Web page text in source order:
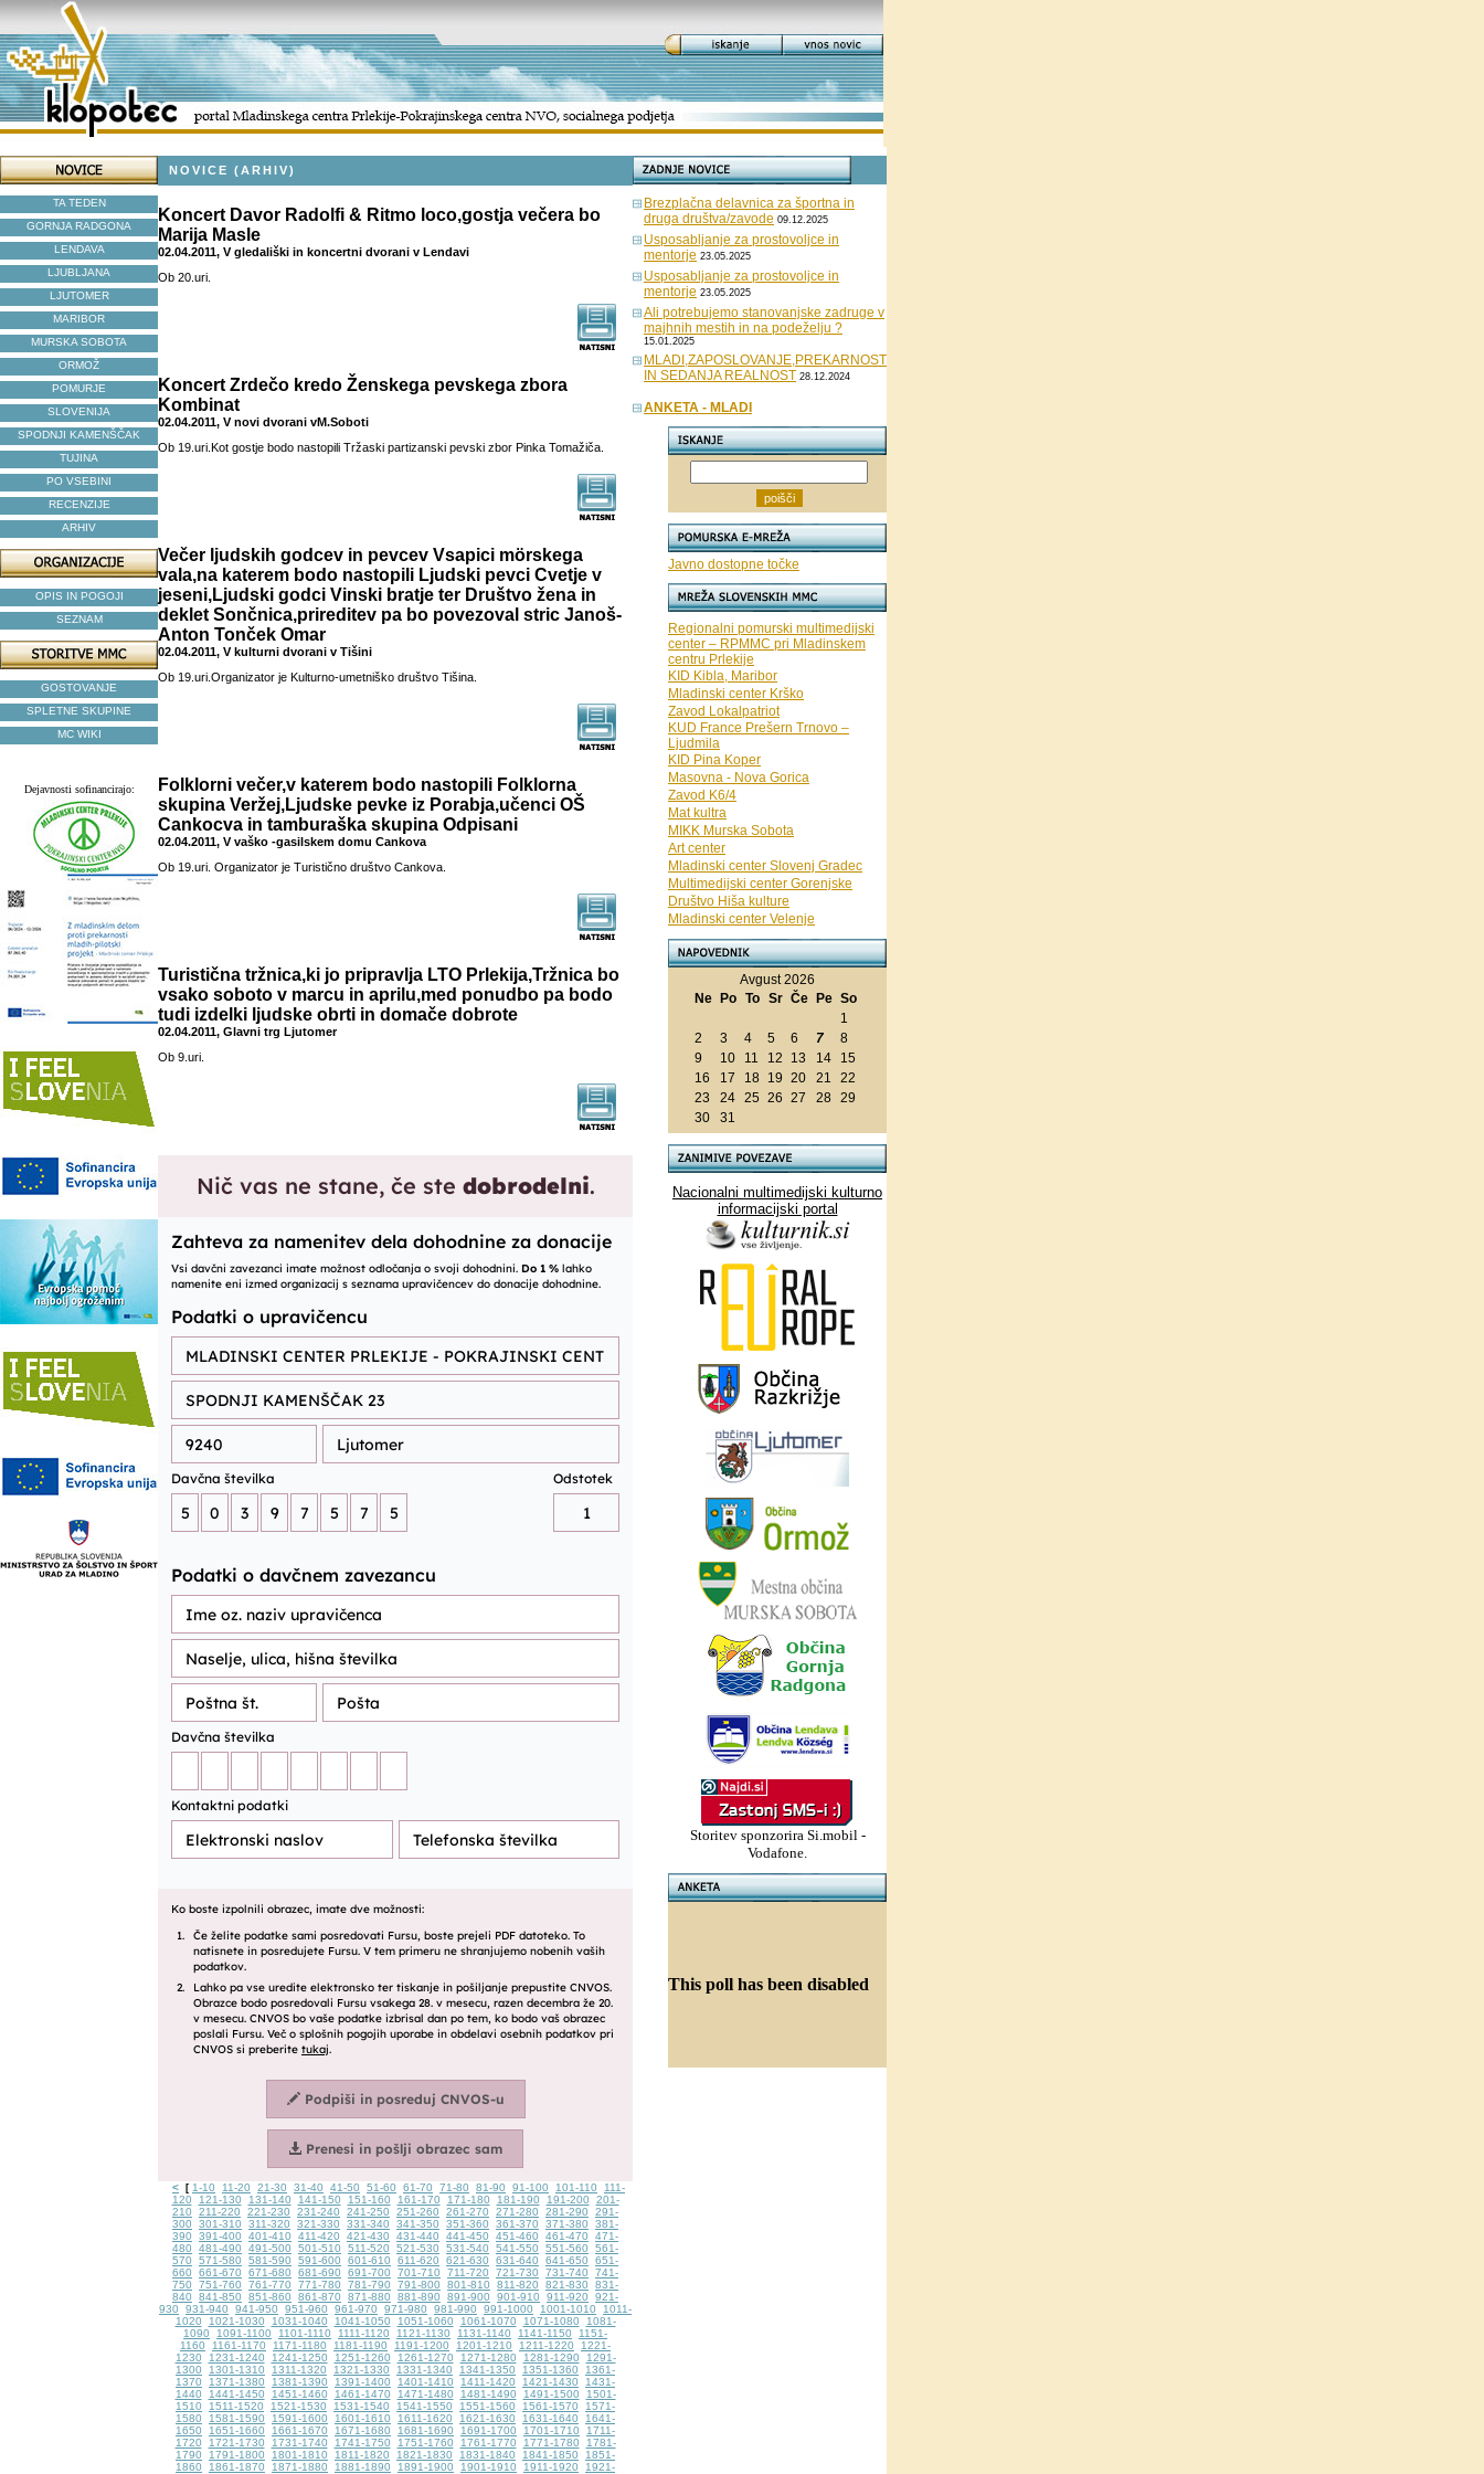
TA TEDEN
GORNJA RADGONA
LENDAVA
LJUBLJANA
LJUTOMER
MARIBOR
MURSKA SOBOTA
ORMOŽ
POMURJE
SLOVENIJA
SPODNJI KAMENŠČAK
TUJINA
PO VSEBINI
RECENZIJE
ARHIV
OPIS IN POGOJI
SEZNAM
GOSTOVANJE
SPLETNE SKUPINE
MC WIKI
Dejavnosti sofinancirajo:
NOVICE (ARHIV)
Koncert Davor Radolfi & Ritmo loco,gostja večera bo
Marija Masle
02.04.2011, V gledališki in koncertni dvorani v Lendavi
Ob 20.uri.
Koncert Zrdečo kredo Ženskega pevskega zbora
Kombinat
02.04.2011, V novi dvorani vM.Soboti
Ob 19.uri.Kot gostje bodo nastopili Tržaski partizanski pevski zbor Pinka Tomažiča.
Večer ljudskih godcev in pevcev Vsapici mörskega
vala,na katerem bodo nastopili Ljudski pevci Cvetje v
jeseni,Ljudski godci Vinski bratje ter Društvo žena in
deklet Sončnica,prireditev pa bo povezoval stric Janoš-
Anton Tonček Omar
02.04.2011, V kulturni dvorani v Tišini
Ob 19.uri.Organizator je Kulturno-umetniško društvo Tišina.
Folklorni večer,v katerem bodo nastopili Folklorna
skupina Veržej,Ljudske pevke iz Porabja,učenci OŠ
Cankocva in tamburaška skupina Odpisani
02.04.2011, V vaško -gasilskem domu Cankova
Ob 19.uri. Organizator je Turistično društvo Cankova.
Turistična tržnica,ki jo pripravlja LTO Prlekija,Tržnica bo
vsako soboto v marcu in aprilu,med ponudbo pa bodo
tudi izdelki ljudske obrti in domače dobrote
02.04.2011, Glavni trg Ljutomer
Ob 9.uri.
< [ 1-10 11-20 21-30 31-40 41-50 51-60 61-70 71-80 81-90 91-100 101-110
111-
120
121-130 131-140 141-150 151-160 161-170 171-180 181-190 191-200
201-
210
211-220 221-230 231-240 241-250 251-260 261-270 271-280 281-290
291-
300
301-310 311-320 321-330 331-340 341-350 351-360 361-370 371-380
381-
390
391-400 401-410 411-420 421-430 431-440 441-450 451-460 461-470
471-
480
481-490 491-500 501-510 511-520 521-530 531-540 541-550 551-560
561-
570
571-580 581-590 591-600 601-610 611-620 621-630 631-640 641-650
651-
660
661-670 671-680 681-690 691-700 701-710 711-720 721-730 731-740
741-
750
751-760 761-770 771-780 781-790 791-800 801-810 811-820 821-830
831-
840
841-850 851-860 861-870 871-880 881-890 891-900 901-910 911-920
921-
930
931-940 941-950 951-960 961-970 971-980 981-990 991-1000 1001-1010
1011-
1020
1021-1030 1031-1040 1041-1050 1051-1060 1061-1070 1071-1080
1081-
1090
1091-1100 1101-1110 1111-1120 1121-1130 1131-1140 1141-1150
1151-
1160
1161-1170 1171-1180 1181-1190 1191-1200 1201-1210 1211-1220
1221-
1230
1231-1240 1241-1250 1251-1260 1261-1270 1271-1280 1281-1290
1291-
1300
1301-1310 1311-1320 1321-1330 1331-1340 1341-1350 1351-1360
1361-
1370
1371-1380 1381-1390 1391-1400 1401-1410 1411-1420 1421-1430
1431-
1440
1441-1450 1451-1460 1461-1470 1471-1480 1481-1490 1491-1500
1501-
1510
1511-1520 1521-1530 1531-1540 1541-1550 1551-1560 1561-1570
1571-
1580
1581-1590 1591-1600 1601-1610 1611-1620 1621-1630 1631-1640
1641-
1650
1651-1660 1661-1670 1671-1680 1681-1690 1691-1700 1701-1710
1711-
1720
1721-1730 1731-1740 1741-1750 1751-1760 1761-1770 1771-1780
1781-
1790
1791-1800 1801-1810 1811-1820 1821-1830 1831-1840 1841-1850
1851-
1860
1861-1870 1871-1880 1881-1890 1891-1900 1901-1910 1911-1920
1921-
Brezplačna delavnica za športna in
druga društva/zavode 09.12.2025
Usposabljanje za prostovoljce in
mentorje 23.05.2025
Usposabljanje za prostovoljce in
mentorje 23.05.2025
Ali potrebujemo stanovanjske zadruge v
majhnih mestih in na podeželju ?
15.01.2025
MLADI,ZAPOSLOVANJE,PREKARNOST
IN SEDANJA REALNOST 28.12.2024
ANKETA - MLADI
Javno dostopne točke
Regionalni pomurski multimedijski
center – RPMMC pri Mladinskem
centru Prlekije
KID Kibla, Maribor
Mladinski center Krško
Zavod Lokalpatriot
KUD France Prešern Trnovo –
Ljudmila
KID Pina Koper
Masovna - Nova Gorica
Zavod K6/4
Mat kultra
MIKK Murska Sobota
Art center
Mladinski center Slovenj Gradec
Multimedijski center Gorenjske
Društvo Hiša kulture
Mladinski center Velenje
Avgust 2026
Ne
Po To Sr Če Pe So
1
2
3 4 5 6 7
8
9
10 11 12 13 14
15
16
17 18 19 20 21
22
23
24 25 26 27 28 29
30
31
Nacionalni multimedijski kulturno
informacijski portal
Storitev sponzorira Si.mobil -
Vodafone.
This poll has been disabled